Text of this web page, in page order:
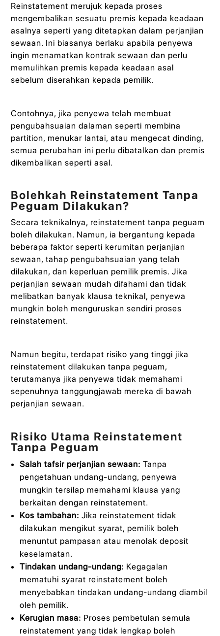
Reinstatement merujuk kepada proses
mengembalikan sesuatu premis kepada keadaan
asalnya seperti yang ditetapkan dalam perjanjian
sewaan. Ini biasanya berlaku apabila penyewa
ingin menamatkan kontrak sewaan dan perlu
memulihkan premis kepada keadaan asal
sebelum diserahkan kepada pemilik.
Contohnya, jika penyewa telah membuat
pengubahsuaian dalaman seperti membina
partition, menukar lantai, atau mengecat dinding,
semua perubahan ini perlu dibatalkan dan premis
dikembalikan seperti asal.
Bolehkah Reinstatement Tanpa
Peguam Dilakukan?
Secara teknikalnya, reinstatement tanpa peguam
boleh dilakukan. Namun, ia bergantung kepada
beberapa faktor seperti kerumitan perjanjian
sewaan, tahap pengubahsuaian yang telah
dilakukan, dan keperluan pemilik premis. Jika
perjanjian sewaan mudah difahami dan tidak
melibatkan banyak klausa teknikal, penyewa
mungkin boleh menguruskan sendiri proses
reinstatement.
Namun begitu, terdapat risiko yang tinggi jika
reinstatement dilakukan tanpa peguam,
terutamanya jika penyewa tidak memahami
sepenuhnya tanggungjawab mereka di bawah
perjanjian sewaan.
Risiko Utama Reinstatement
Tanpa Peguam
Salah tafsir perjanjian sewaan: Tanpa
pengetahuan undang-undang, penyewa
mungkin tersilap memahami klausa yang
berkaitan dengan reinstatement.
Kos tambahan: Jika reinstatement tidak
dilakukan mengikut syarat, pemilik boleh
menuntut pampasan atau menolak deposit
keselamatan.
Tindakan undang-undang: Kegagalan
mematuhi syarat reinstatement boleh
menyebabkan tindakan undang-undang diambil
oleh pemilik.
Kerugian masa: Proses pembetulan semula
reinstatement yang tidak lengkap boleh